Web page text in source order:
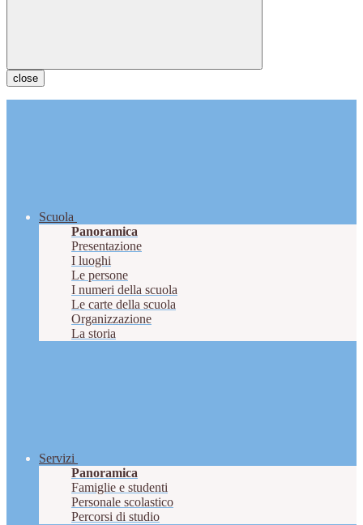
close
Scuola
Panoramica
Presentazione
I luoghi
Le persone
I numeri della scuola
Le carte della scuola
Organizzazione
La storia
Servizi
Panoramica
Famiglie e studenti
Personale scolastico
Percorsi di studio